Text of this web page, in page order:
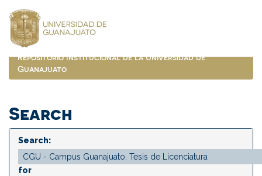
navigation
Repositorio Institucional de la Universidad de
Guanajuato
Search
Search:
for